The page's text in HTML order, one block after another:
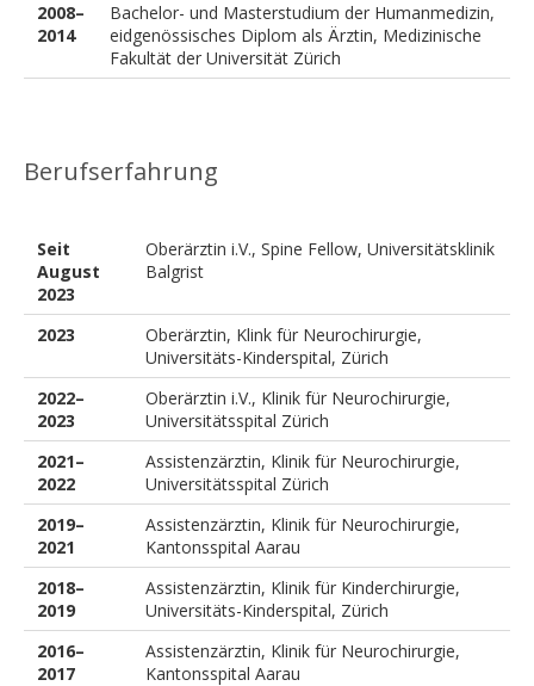
2008–
2014
Bachelor- und Masterstudium der Humanmedizin,
eidgenössisches Diplom als Ärztin, Medizinische
Fakultät der Universität Zürich
Berufserfahrung
Seit
August
2023
Oberärztin i.V., Spine Fellow, Universitätsklinik
Balgrist
2023
Oberärztin, Klink für Neurochirurgie,
Universitäts-Kinderspital, Zürich
2022–
2023
Oberärztin i.V., Klinik für Neurochirurgie,
Universitätsspital Zürich
2021–
2022
Assistenzärztin, Klinik für Neurochirurgie,
Universitätsspital Zürich
2019–
2021
Assistenzärztin, Klinik für Neurochirurgie,
Kantonsspital Aarau
2018–
2019
Assistenzärztin, Klinik für Kinderchirurgie,
Universitäts-Kinderspital, Zürich
2016–
2017
Assistenzärztin, Klinik für Neurochirurgie,
Kantonsspital Aarau